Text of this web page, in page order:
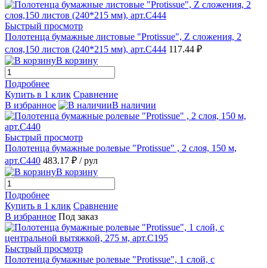
Быстрый просмотр
Полотенца бумажные листовые "Protissue", Z сложения, 2
слоя,150 листов (240*215 мм), арт.С444 117.44 ₽
В корзину
Подробнее
Купить в 1 клик Сравнение
В избранное
В наличии
Быстрый просмотр
Полотенца бумажные ролевые "Protissue" , 2 слоя, 150 м,
арт.С440 483.17 ₽ / рул
В корзину
Подробнее
Купить в 1 клик Сравнение
В избранное Под заказ
Быстрый просмотр
Полотенца бумажные ролевые "Protissue", 1 слой, с